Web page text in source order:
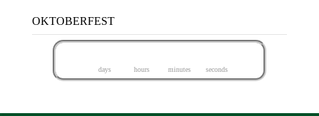
OKTOBERFEST
days hours minutes seconds